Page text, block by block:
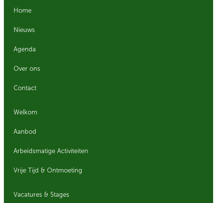
Home
Nieuws
Agenda
Over ons
Contact
Welkom
Aanbod
Arbeidsmatige Activiteiten
Vrije Tijd & Ontmoeting
Vacatures & Stages